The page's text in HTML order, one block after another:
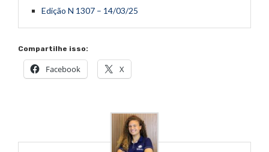
Edição N 1307 – 14/03/25
Compartilhe isso:
Facebook X